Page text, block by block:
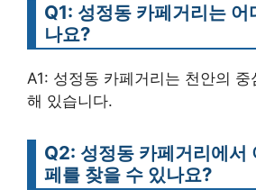
Q1: 성정동 카페거리는 어
나요?
A1: 성정동 카페거리는 천안의 중
해 있습니다.
Q2: 성정동 카페거리에서
페를 찾을 수 있나요?